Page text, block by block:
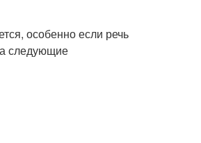
особенно если речь
следующие